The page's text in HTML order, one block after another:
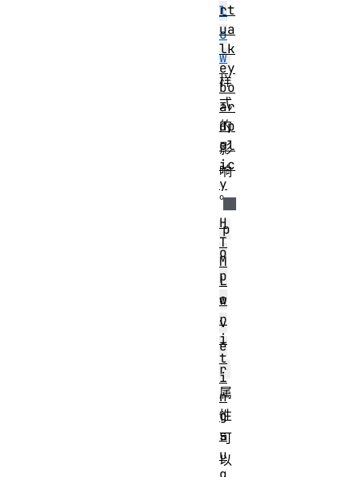
l
o
w
样
式
的
影
响
。
p
o
p
o
v
e
r
属
性
可
以
rt
ua
lk
ey
bo
ar
dp
ol
ic
y
H
T
M
L
w
r
i
t
i
n
g
s
u